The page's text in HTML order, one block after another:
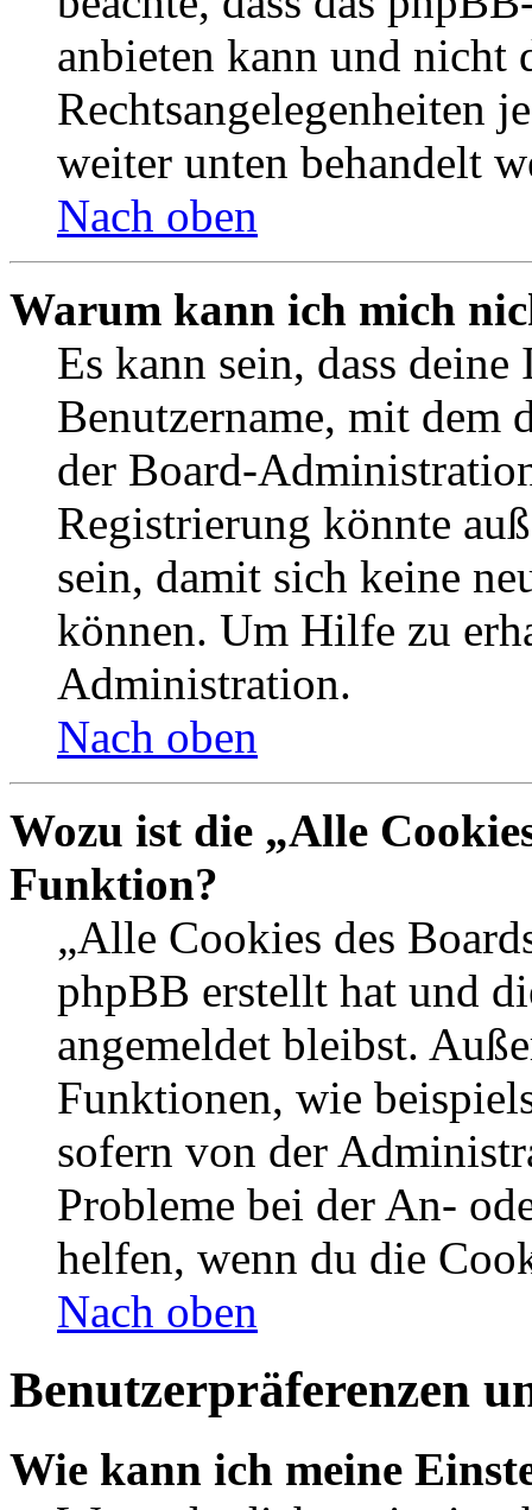
anbieten kann und nicht
Rechtsangelegenheiten
weiter unten behandelt
Nach oben
Warum kann ich mich
Es kann sein, dass
Benutzername, mit dem
der Board-
Registrierung könnte
sein, damit sich keine
können. Um Hilfe zu
Administration.
Nach oben
Wozu ist die „Alle
Funktion?
„Alle Cookies des
phpBB erstellt hat und
angemeldet bleibst.
Funktionen, wie
sofern von der
Probleme bei der An-
helfen, wenn du die
Nach oben
Benutzerpräferenzen
Wie kann ich meine